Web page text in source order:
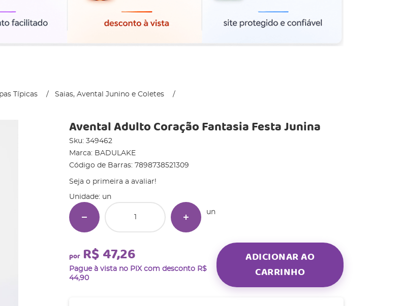
Típicas
Saias, Avental Junino e Coletes
Avental Adulto Coração Fantasia Festa Junina
Sku: 349462
Marca: BADULAKE
Código de Barras: 7898738521309
Seja o primeira a avaliar!
Unidade: un
un
por R$ 47,26
Pague à vista no PIX com desconto R$
44,90
ADICIONAR AO
CARRINHO